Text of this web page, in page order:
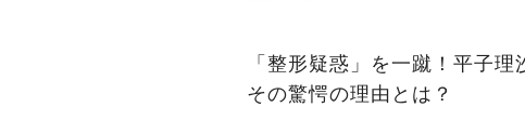
「整形疑惑」を一蹴！平子
その驚愕の理由とは？